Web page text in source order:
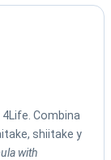
Combina
shiitake y
with